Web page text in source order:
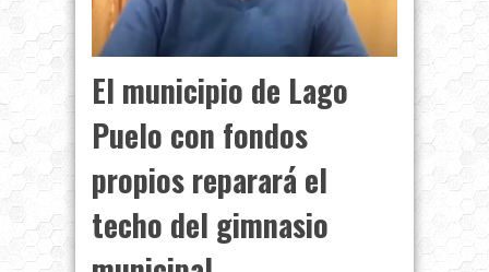
El municipio de Lago
Puelo con fondos
propios reparará el
techo del gimnasio